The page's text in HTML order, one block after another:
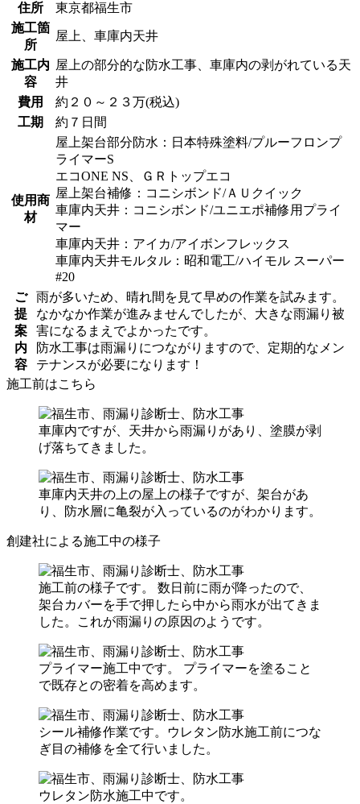
住所
東京都福生市
施工箇
所
屋上、車庫内天井
施工内
容
屋上の部分的な防水工事、車庫内の剥がれている天
井
費用
約２０～２３万(税込)
工期
約７日間
使用商
材
屋上架台部分防水：日本特殊塗料/プルーフロンプ
ライマーS
エコONE NS、ＧＲトップエコ
屋上架台補修：コニシボンド/ＡＵクイック
車庫内天井：コニシボンド/ユニエポ補修用プライ
マー
車庫内天井：アイカ/アイボンフレックス
車庫内天井モルタル：昭和電工/ハイモル スーパー
#20
ご
提
案
内
容
雨が多いため、晴れ間を見て早めの作業を試みます。
なかなか作業が進みませんでしたが、大きな雨漏り被
害になるまえでよかったです。
防水工事は雨漏りにつながりますので、定期的なメン
テナンスが必要になります！
施工前はこちら
車庫内ですが、天井から雨漏りがあり、塗膜が剥
げ落ちてきました。
車庫内天井の上の屋上の様子ですが、架台があ
り、防水層に亀裂が入っているのがわかります。
創建社による施工中の様子
施工前の様子です。 数日前に雨が降ったので、
架台カバーを手で押したら中から雨水が出てきま
した。これが雨漏りの原因のようです。
プライマー施工中です。 プライマーを塗ること
で既存との密着を高めます。
シール補修作業です。ウレタン防水施工前につな
ぎ目の補修を全て行いました。
ウレタン防水施工中です。